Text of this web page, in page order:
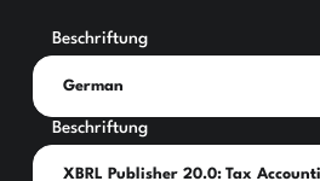
Beschriftung
Beschriftung